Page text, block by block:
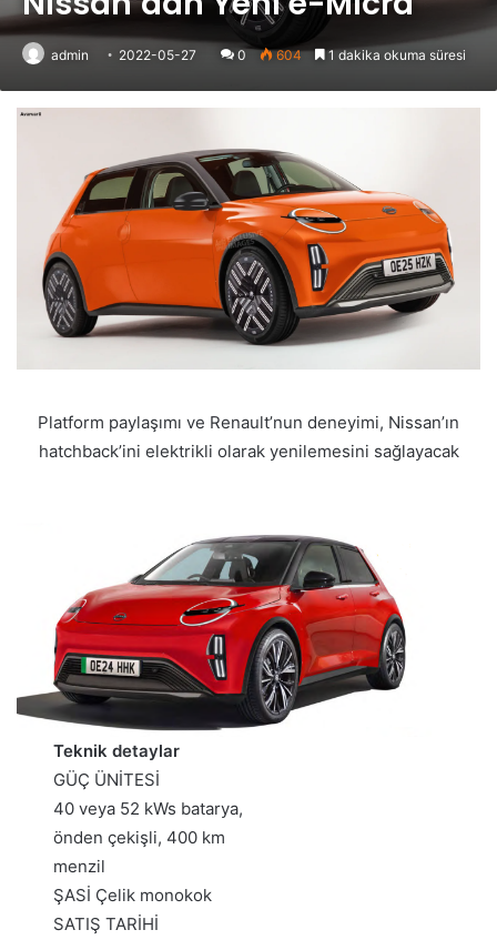
admin 2022-05-27 0 604 1 dakika okuma süresi
Platform paylaşımı ve Renault’nun deneyimi, Nissan’ın
hatchback’ini elektrikli olarak yenilemesini sağlayacak
Teknik detaylar
GÜÇ ÜNİTESİ
40 veya 52 kWs batarya,
önden çekişli, 400 km
menzil
ŞASİ Çelik monokok
SATIŞ TARİHİ